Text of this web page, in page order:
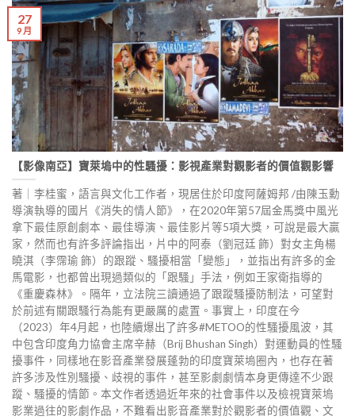
【影像南亞】寶萊塢中的性騷擾：影視產業對觀影者的價值觀影響
著｜李桂蜜，語言與文化工作者，現居住於印度阿薩姆邦 /由陳玉勳
導演執導的國片《消失的情人節》，在2020年第57屆金馬獎中風光
拿下最佳原創劇本、最佳導演、最佳影片等5項大獎，可說是最大贏
家，然而也有許多評論指出，片中的阿泰（劉冠廷 飾）對女主角楊
曉淇（李霈瑜 飾）的跟蹤、騷擾相當「變態」，並指出有許多的金
馬電影，也都曾出現過類似的「跟騷」手法，例如王家衛指導的
《重慶森林》。隔年，立法院三讀通過了跟蹤騷擾防制法，可望對
於前述有關跟騷行為能有更嚴厲的處置。事實上，印度在今
（2023）年4月起，也陸續爆出了許多#METOO的性騷擾風波，其
中包含印度角力協會主席辛赫（Brij Bhushan Singh）對運動員的性騷
擾事件，同樣地在影音產業發展蓬勃的印度寶萊塢圈內，也存在著
許多涉及性別騷擾、歧視的事件，甚至影劇劇情本身更傳達不少跟
蹤、騷擾的情節。本文作者透過近年來的社會事件以及檢視寶萊塢
影業過往的影劇作品，不難看出影音產業對於觀影者的價值觀、文
27
9 月